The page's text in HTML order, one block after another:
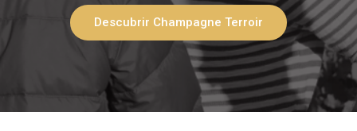
Descubrir Champagne Terroir